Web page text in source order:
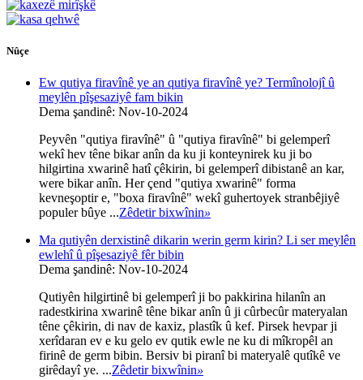
Nûçe
Ew qutiya firavînê ye an qutiya firavînê ye? Termînolojî û
meylên pîşesaziyê fam bikin
Dema şandinê: Nov-10-2024
Peyvên "qutiya firavînê" û "qutiya firavînê" bi gelemperî
wekî hev têne bikar anîn da ku ji konteynirek ku ji bo
hilgirtina xwarinê hatî çêkirin, bi gelemperî dibistanê an kar,
were bikar anîn. Her çend "qutiya xwarinê" forma
kevneşoptir e, "boxa firavînê" wekî guhertoyek stranbêjiyê
populer bûye ...Zêdetir bixwînin»
Ma qutiyên derxistinê dikarin werin germ kirin? Li ser meylên
ewlehî û pîşesaziyê fêr bibin
Dema şandinê: Nov-10-2024
Qutiyên hilgirtinê bi gelemperî ji bo pakkirina hilanîn an
radestkirina xwarinê têne bikar anîn û ji cûrbecûr materyalan
têne çêkirin, di nav de kaxiz, plastîk û kef. Pirsek hevpar ji
xerîdaran ev e ku gelo ev qutik ewle ne ku di mîkropêl an
firinê de germ bibin. Bersiv bi piranî bi materyalê qutîkê ve
girêdayî ye. ...Zêdetir bixwînin»